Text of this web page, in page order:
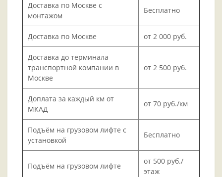
Доставка по Москве с
монтажом
Бесплатно
Доставка по Москве от 2 000 руб.
Доставка до терминала
транспортной компании в
Москве
от 2 500 руб.
Доплата за каждый км от
МКАД
от 70 руб./км
Подъём на грузовом лифте с
установкой
Бесплатно
Подъём на грузовом лифте
от 500 руб./
этаж